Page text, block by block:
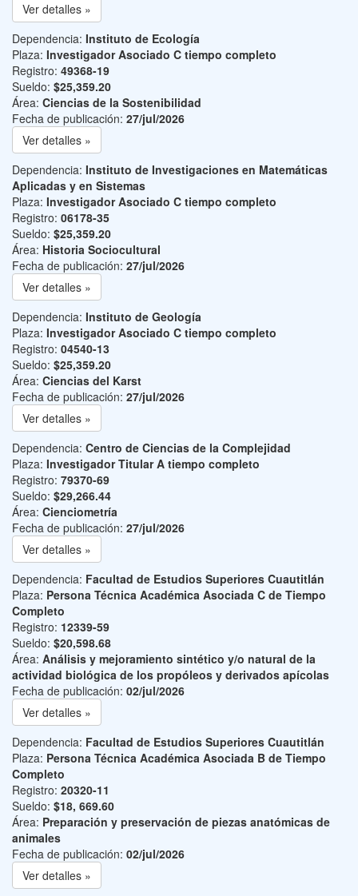
Ver detalles »
Dependencia: Instituto de Ecología
Plaza: Investigador Asociado C tiempo completo
Registro: 49368-19
Sueldo: $25,359.20
Área: Ciencias de la Sostenibilidad
Fecha de publicación: 27/jul/2026
Ver detalles »
Dependencia: Instituto de Investigaciones en Matemáticas
Aplicadas y en Sistemas
Plaza: Investigador Asociado C tiempo completo
Registro: 06178-35
Sueldo: $25,359.20
Área: Historia Sociocultural
Fecha de publicación: 27/jul/2026
Ver detalles »
Dependencia: Instituto de Geología
Plaza: Investigador Asociado C tiempo completo
Registro: 04540-13
Sueldo: $25,359.20
Área: Ciencias del Karst
Fecha de publicación: 27/jul/2026
Ver detalles »
Dependencia: Centro de Ciencias de la Complejidad
Plaza: Investigador Titular A tiempo completo
Registro: 79370-69
Sueldo: $29,266.44
Área: Cienciometría
Fecha de publicación: 27/jul/2026
Ver detalles »
Dependencia: Facultad de Estudios Superiores Cuautitlán
Plaza: Persona Técnica Académica Asociada C de Tiempo
Completo
Registro: 12339-59
Sueldo: $20,598.68
Área: Análisis y mejoramiento sintético y/o natural de la
actividad biológica de los propóleos y derivados apícolas
Fecha de publicación: 02/jul/2026
Ver detalles »
Dependencia: Facultad de Estudios Superiores Cuautitlán
Plaza: Persona Técnica Académica Asociada B de Tiempo
Completo
Registro: 20320-11
Sueldo: $18, 669.60
Área: Preparación y preservación de piezas anatómicas de
animales
Fecha de publicación: 02/jul/2026
Ver detalles »